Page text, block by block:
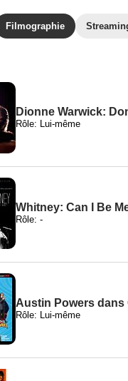
Filmographie
Dionne Warwick:
Rôle: Lui-même
Whitney: Can I Be
Rôle: -
Austin Powers dans
Rôle: Lui-même